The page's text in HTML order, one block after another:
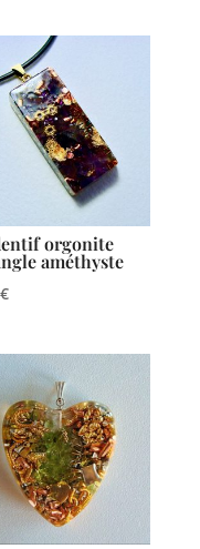
orgonite
améthyste
€